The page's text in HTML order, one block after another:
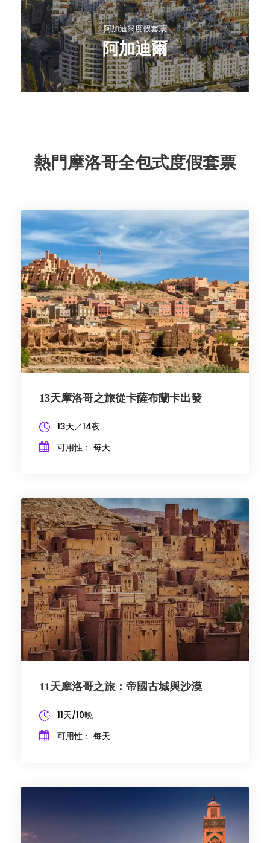
阿加迪爾度假套票
阿加迪爾
熱門摩洛哥全包式度假套票
13天摩洛哥之旅從卡薩布蘭卡出發
13天／14夜
可用性： 每天
11天摩洛哥之旅：帝國古城與沙漠
11天/10晚
可用性： 每天